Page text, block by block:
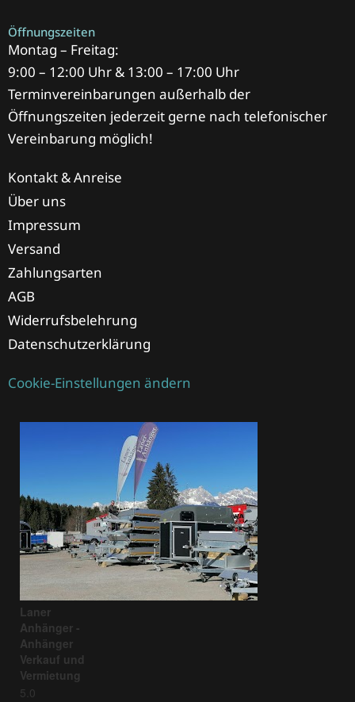
Öffnungszeiten
Montag – Freitag:
9:00 – 12:00 Uhr & 13:00 – 17:00 Uhr
Terminvereinbarungen außerhalb der
Öffnungszeiten jederzeit gerne nach telefonischer
Vereinbarung möglich!
Kontakt & Anreise
Über uns
Impressum
Versand
Zahlungsarten
AGB
Widerrufsbelehrung
Datenschutzerklärung
Cookie-Einstellungen ändern
Laner
Anhänger -
Anhänger
Verkauf und
Vermietung
5.0